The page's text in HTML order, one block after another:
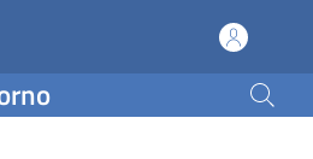
in un'altra scheda).